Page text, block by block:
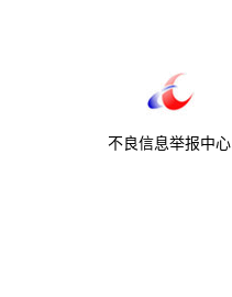
不良信息举报中心